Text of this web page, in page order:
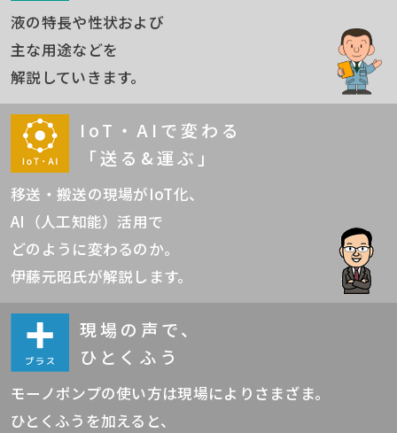
液の特長や性状および
主な用途などを
解説していきます。
IoT・AIで変わる
「送る&運ぶ」
移送・搬送の現場がIoT化、
AI（人工知能）活用で
どのように変わるのか。
伊藤元昭氏が解説します。
現場の声で、
ひとくふう
モーノポンプの使い方は現場によりさまざま。
ひとくふうを加えると、